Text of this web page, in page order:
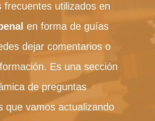
frecuentes utilizados en
en forma de guías
dejar comentarios o
Es una sección
de preguntas
que vamos actualizando